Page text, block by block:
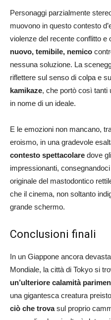
Personaggi parzialmente
muovono in questo contesto
violenze del recente conflitto e
nuovo, temibile, nemico
nessuna soluzione. La
riflettere sul senso di colpa e
kamikaze, che portò così tanti
in nome di un ideale.
E le emozioni non mancano,
eroismo, in una gradevole
contesto spettacolare dove
impressionanti,
originale del mastodontico
che il cinema, non soltanto
grande schermo.
Conclusioni finali
In un Giappone ancora
Mondiale, la città di Tokyo si
un’ulteriore calamità
una gigantesca creatura
ciò che trovasul proprio